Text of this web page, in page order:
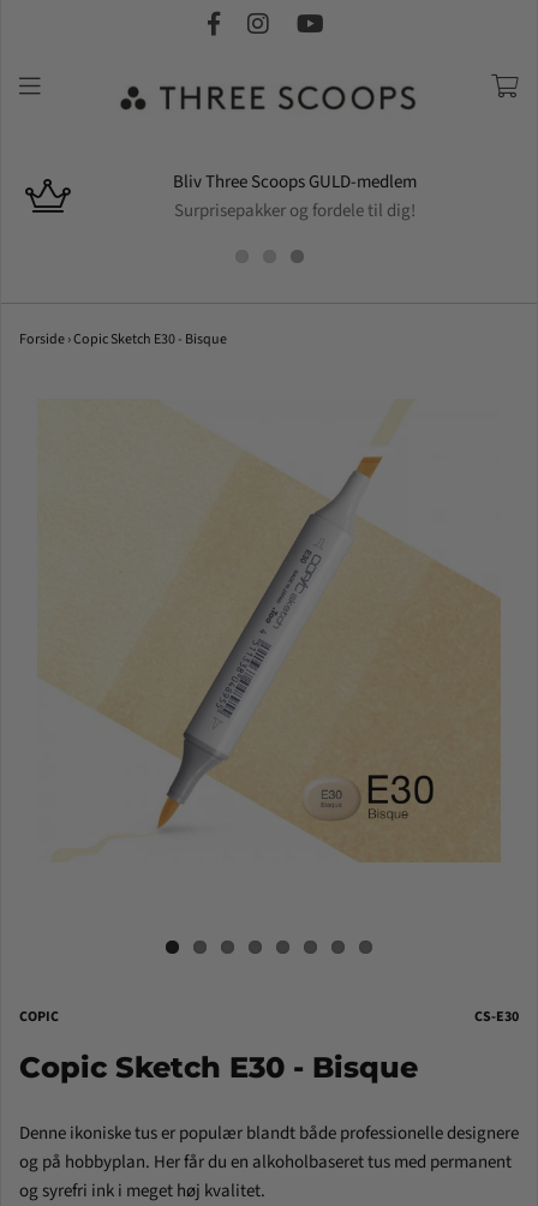
Bliv Three Scoops GULD-medlem
Surprisepakker og fordele til dig!
Forside›Copic Sketch E30 - Bisque
COPIC CS-E30
Copic Sketch E30 - Bisque
Denne ikoniske tus er populær blandt både professionelle designere
og på hobbyplan. Her får du en alkoholbaseret tus med permanent
og syrefri ink i meget høj kvalitet.